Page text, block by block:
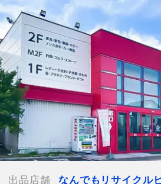
電話番号：0138-35-3196
【店舗内商品コード】1016003212196
【メーカー】NANO UNIVERSE/ナノユ
【対象】メンズ
【素材】中わた ポリエステル100％
皮革部分 合成皮革
【カラー】ブラック
【表地】毛56％ ポリエステル42％
【裏地】ポリエステル100％
【表記サイズ】EU L
【肩幅】約45cm
【着丈】約71cm
出品店舗 なんでもリサイクル